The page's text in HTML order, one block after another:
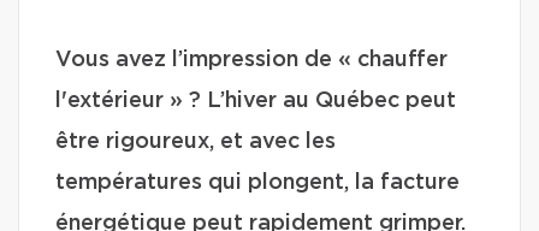
Vous avez l’impression de « chauffer
l'extérieur » ? L’hiver au Québec peut
être rigoureux, et avec les
températures qui plongent, la facture
énergétique peut rapidement grimper.